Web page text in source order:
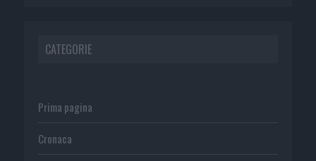
CATEGORIE
Prima pagina
Cronaca